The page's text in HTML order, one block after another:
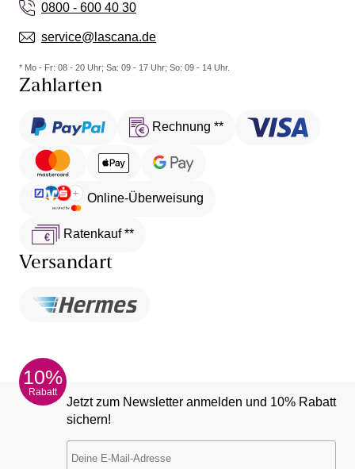
0800 - 600 40 30
service@lascana.de
* Mo - Fr: 08 - 20 Uhr; Sa: 09 - 17 Uhr; So: 09 - 14 Uhr.
Zahlarten
Rechnung **
Online-Überweisung
Ratenkauf **
Versandart
10%
Rabatt
Jetzt zum Newsletter anmelden und 10% Rabatt
sichern!